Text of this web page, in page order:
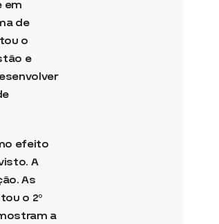
em
de
o
e
efeito
A
As
o 2º
a